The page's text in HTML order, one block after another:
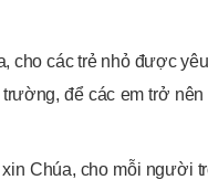
cho các trẻ nhỏ được
để các em trở
Chúa, cho mỗi người